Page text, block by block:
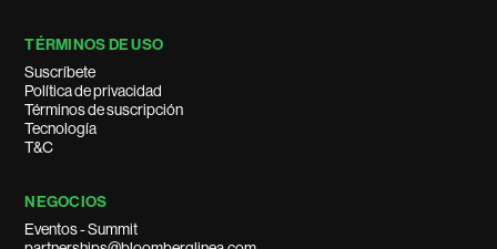
TÉRMINOS DE USO
Suscríbete
Política de privacidad
Términos de suscripción
Tecnología
T&C
NEGOCIOS
Eventos - Summit